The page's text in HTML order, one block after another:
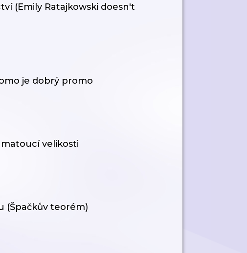
(Emily Ratajkowski doesn't
je dobrý promo
matoucí velikosti
(Špačkův teorém)